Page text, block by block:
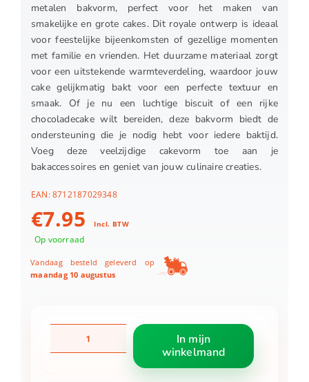
metalen bakvorm, perfect voor het maken van
smakelijke en grote cakes. Dit royale ontwerp is ideaal
voor feestelijke bijeenkomsten of gezellige momenten
met familie en vrienden. Het duurzame materiaal zorgt
voor een uitstekende warmteverdeling, waardoor jouw
cake gelijkmatig bakt voor een perfecte textuur en
smaak. Of je nu een luchtige biscuit of een rijke
chocoladecake wilt bereiden, deze bakvorm biedt de
ondersteuning die je nodig hebt voor iedere baktijd.
Voeg deze veelzijdige cakevorm toe aan je
bakaccessoires en geniet van jouw culinaire creaties.
EAN:8712187029348
€7.95 Incl. BTW
Op voorraad
Vandaag besteld geleverd op
maandag 10 augustus
profi
In mijn
winkelmand